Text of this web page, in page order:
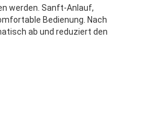
werden. Sanft-Anlauf,
Bedienung. Nach
ab und reduziert den